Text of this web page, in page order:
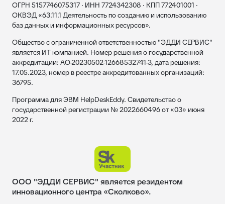
ОГРН 5157746075317 · ИНН 7724342308 · КПП 772401001 ·
ОКВЭД «63.11.1 Деятельность по созданию и использованию
баз данных и информационных ресурсов».
Общество с ограниченной ответственностью "ЭДДИ СЕРВИС"
является ИТ компанией. Номер решения о государственной
аккредитации: АО-20230502-12668532741-3, дата решения:
17.05.2023, номер в реестре аккредитованных организаций:
36795.
Программа для ЭВМ HelpDeskEddy. Свидетельство о
государственной регистрации № 2022660496 от «03» июня
2022 г.
ООО "ЭДДИ СЕРВИС" является резидентом
инновационного центра «Сколково».